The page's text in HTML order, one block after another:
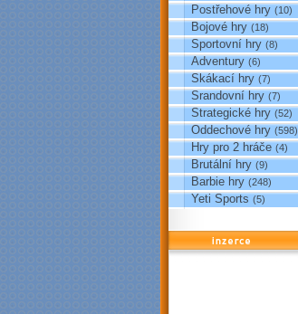
Postřehové hry (10)
Bojové hry (18)
Sportovní hry (8)
Adventury (6)
Skákací hry (7)
Srandovní hry (7)
Strategické hry (52)
Oddechové hry (598)
Hry pro 2 hráče (4)
Brutální hry (9)
Barbie hry (248)
Yeti Sports (5)
reklama